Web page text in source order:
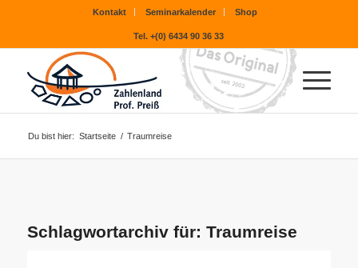
Kontakt Seminarkalender Shop
Tel. +(0) 6434 90 36 33
Du bist hier: Startseite / Traumreise
Schlagwortarchiv für: Traumreise